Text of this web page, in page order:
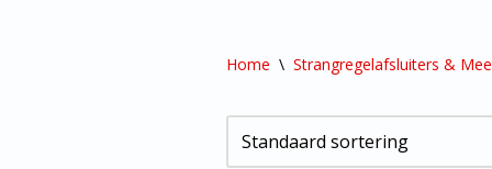
Home \ Strangregelafsluiters &